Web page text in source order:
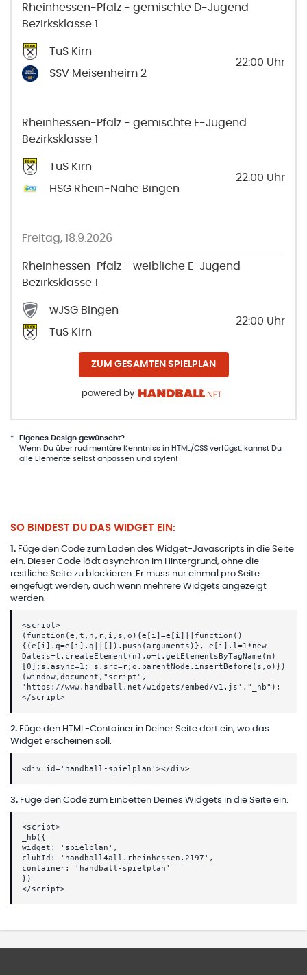
Rheinhessen-Pfalz - gemischte D-Jugend
Bezirksklasse 1
TuS Kirn
SSV Meisenheim 2
22:00 Uhr
Rheinhessen-Pfalz - gemischte E-Jugend
Bezirksklasse 1
TuS Kirn
HSG Rhein-Nahe Bingen
22:00 Uhr
Freitag, 18.9.2026
Rheinhessen-Pfalz - weibliche E-Jugend
Bezirksklasse 1
wJSG Bingen
TuS Kirn
22:00 Uhr
ZUM GESAMTEN SPIELPLAN
powered by
*
Eigenes Design gewünscht?
Wenn Du über rudimentäre Kenntniss in HTML/CSS verfügst, kannst Du
alle Elemente selbst anpassen und stylen!
SO BINDEST DU DAS WIDGET EIN:
1 . Füge den Code zum Laden des Widget-Javascripts in die Seite
ein. Dieser Code lädt asynchron im Hintergrund, ohne die
restliche Seite zu blockieren. Er muss nur einmal pro Seite
eingefügt werden, auch wenn mehrere Widgets angezeigt
werden.
<script>
(function(e,t,n,r,i,s,o){e[i]=e[i]||function()
{(e[i].q=e[i].q||[]).push(arguments)}, e[i].l=1*new
Date;s=t.createElement(n),o=t.getElementsByTagName(n)
[0];s.async=1; s.src=r;o.parentNode.insertBefore(s,o)})
(window,document,"script",
'https://www.handball.net/widgets/embed/v1.js',"_hb");
</script>
2. Füge den HTML-Container in Deiner Seite dort ein, wo das
Widget erscheinen soll.
<div id='handball-spielplan'></div>
3. Füge den Code zum Einbetten Deines Widgets in die Seite ein.
<script>
_hb({
widget: 'spielplan',
clubId: 'handball4all.rheinhessen.2197',
container: 'handball-spielplan'
})
</script>